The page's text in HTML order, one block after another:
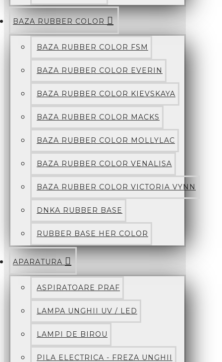
BAZA RUBBER COLOR
BAZA RUBBER COLOR FSM
BAZA RUBBER COLOR EVERIN
BAZA RUBBER COLOR KIEVSKAYA
BAZA RUBBER COLOR MACKS
BAZA RUBBER COLOR MOLLYLAC
BAZA RUBBER COLOR VENALISA
BAZA RUBBER COLOR VICTORIA VYNN
DNKA RUBBER BASE
RUBBER BASE HER COLOR
APARATURA
ASPIRATOARE PRAF
LAMPA UNGHII UV / LED
LAMPI DE BIROU
PILA ELECTRICA - FREZA UNGHII